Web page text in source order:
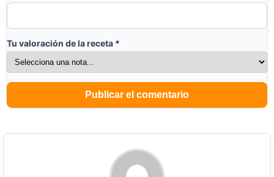
Tu valoración de la receta *